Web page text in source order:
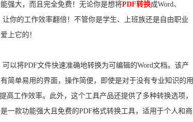
强大，而且完全免费！无论你是想将PDF转换成Word、
你的工作效率翻倍！不管你是学生、上班族还是自由职业
上它的！
以将PDF文件快速准确地转换为可编辑的Word文档。该产
简单易用的界面，操作简便，即使是对于没有专业知识的用
工作效率。此外，这个工具产品还提供了多种转换选项，
一款功能强大且免费的PDF格式转换工具，适用于个人和商